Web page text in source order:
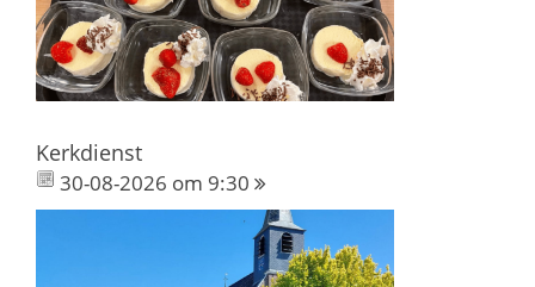
Kerkdienst
30-08-2026 om 9:30